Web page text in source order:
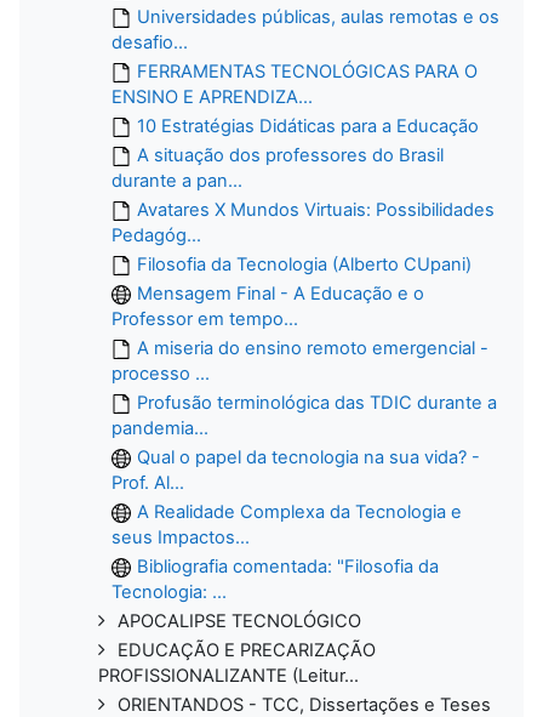
Universidades públicas, aulas remotas e os
desafio...
FERRAMENTAS TECNOLÓGICAS PARA O
ENSINO E APRENDIZA...
10 Estratégias Didáticas para a Educação
A situação dos professores do Brasil
durante a pan...
Avatares X Mundos Virtuais: Possibilidades
Pedagóg...
Filosofia da Tecnologia (Alberto CUpani)
Mensagem Final - A Educação e o
Professor em tempo...
A miseria do ensino remoto emergencial -
processo ...
Profusão terminológica das TDIC durante a
pandemia...
Qual o papel da tecnologia na sua vida? -
Prof. Al...
A Realidade Complexa da Tecnologia e
seus Impactos...
Bibliografia comentada: "Filosofia da
Tecnologia: ...
APOCALIPSE TECNOLÓGICO
EDUCAÇÃO E PRECARIZAÇÃO
PROFISSIONALIZANTE (Leitur...
ORIENTANDOS - TCC, Dissertações e Teses